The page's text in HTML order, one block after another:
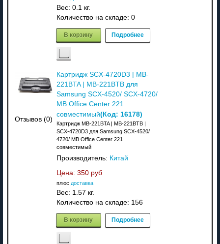
Вес: 0.1 кг.
Количество на складе: 0
В корзину Подробнее
Отзывов (0)
Картридж SCX-4720D3 | MB-
221BTA | MB-221BTB для
Samsung SCX-4520/ SCX-4720/
MB Office Center 221
совместимый(Код: 16178)
Картридж MB-221BTA | MB-221BTB |
SCX-4720D3 для Samsung SCX-4520/
4720/ MB Office Center 221
совместимый
Производитель: Китай
Цена: 350 руб
плюс доставка
Вес: 1.57 кг.
Количество на складе: 156
В корзину Подробнее